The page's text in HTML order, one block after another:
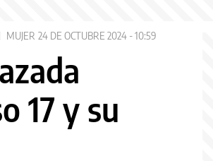
MUJER 24 DE OCTUBRE 2024 - 10:59
17 y su